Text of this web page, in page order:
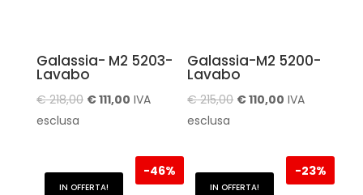
Galassia- M2 5203-
Lavabo
€218,00 Il
€ 218,00.
€111,00Il
è:
€ 111,00.
IVA
esclusa
Galassia-M2 5200-
Lavabo
€215,00 Il
€ 215,00.
€110,00 Il
è:
€ 110,00.
IVA
esclusa
IN OFFERTA!
-46%
IN OFFERTA!
-23%